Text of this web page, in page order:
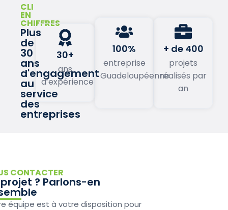
CLI
EN
CHIFFRES
Plus
de
30
ans
d'engagement
au
service
des
entreprises
30+
ans
d’expérience
100%
entreprise
Guadeloupéenne
+ de 400
projets
réalisés par
an
CONTACTER
? Parlons-en
équipe est à votre disposition pour